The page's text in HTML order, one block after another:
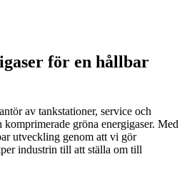
för en hållbar
av tankstationer, service och
gröna energigaser. Med
utveckling genom att vi gör
industrin till att ställa om till